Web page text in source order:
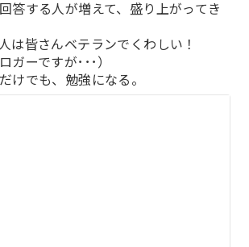
答する人が増えて、盛り上がってき
は皆さんベテランでくわしい！
ガーですが･･･）
けでも、勉強になる。